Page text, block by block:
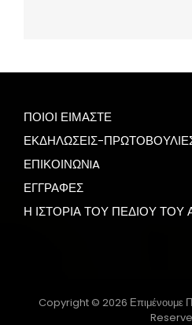
ΠΟΙΟΙ ΕΙΜΑΣΤΕ
ΕΚΔΗΛΩΣΕΙΣ-
ΕΠΙΚΟΙΝΩΝIA
ΕΓΓΡΑΦΕΣ
Η ΙΣΤΟΡΙΑ ΤΟΥ ΠΕΔΙΟΥ ΤΟΥ
Copyright © 2026 Επιμένουμε